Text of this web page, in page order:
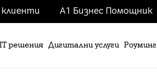
клиенти А1 Бизнес Помощник
IT решения Дигитални услуги Роуминг